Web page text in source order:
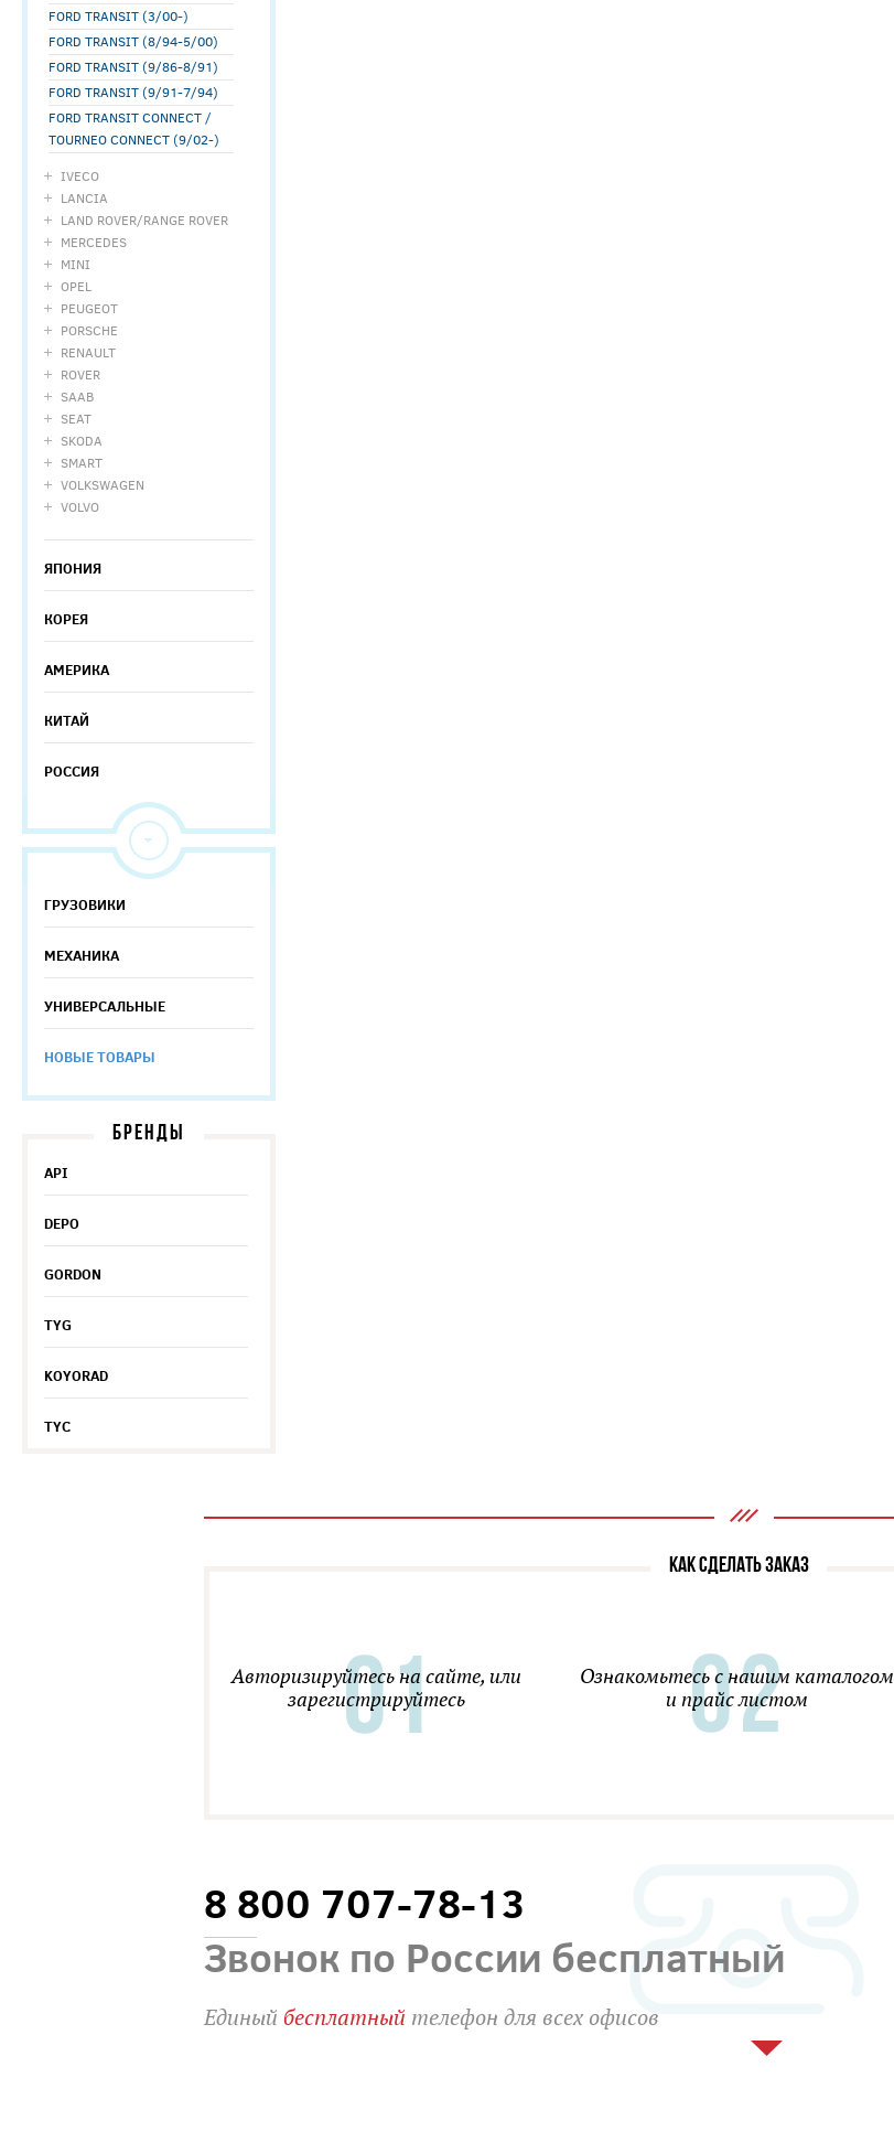
FORD TRANSIT (3/00-)
FORD TRANSIT (8/94-5/00)
FORD TRANSIT (9/86-8/91)
FORD TRANSIT (9/91-7/94)
FORD TRANSIT CONNECT /
TOURNEO CONNECT (9/02-)
IVECO
LANCIA
LAND ROVER/RANGE ROVER
MERCEDES
MINI
OPEL
PEUGEOT
PORSCHE
RENAULT
ROVER
SAAB
SEAT
SKODA
SMART
VOLKSWAGEN
VOLVO
ЯПОНИЯ
КОРЕЯ
АМЕРИКА
КИТАЙ
РОССИЯ
ГРУЗОВИКИ
МЕХАНИКА
УНИВЕРСАЛЬНЫЕ
НОВЫЕ ТОВАРЫ
БРЕНДЫ
API
DEPO
GORDON
TYG
KOYORAD
TYC
КАК СДЕЛАТЬ ЗАКАЗ
Авторизируйтесь на сайте, или
зарегистрируйтесь
Ознакомьтесь с нашим каталогом
и прайс листом
8 800 707-78-13
Звонок по России бесплатный
Единыйбесплатный телефон для всех офисов